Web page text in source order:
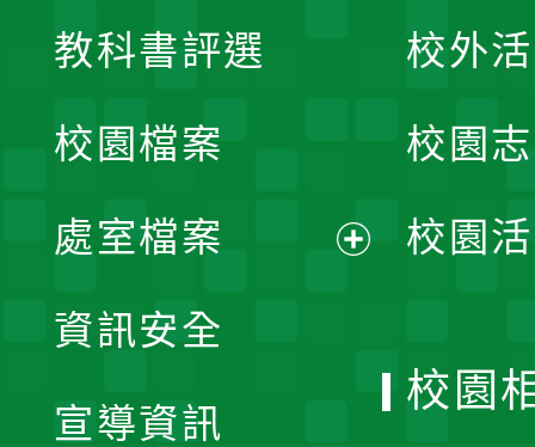
單
教科書評選
校園檔案
處室檔案
資訊安全
宣導資訊
校外
校園
校園
校園